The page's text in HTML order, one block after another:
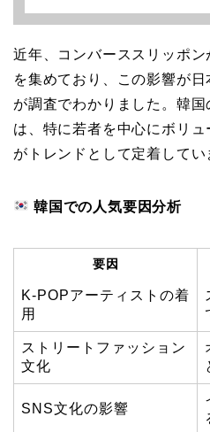
近年、コンバーススリッポン
を集めており、この影響が
が調査でわかりました。韓
は、特に若者を中心にボリ
がトレンドとして定着してい
韓国での人気要因分析
要因
K-POPアーティストの着
用
ストリートファッション
文化
SNS文化の影響